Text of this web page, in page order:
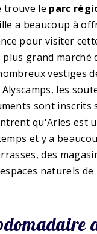
trouve le parc
a beaucoup à
pour visiter
grand
vestiges
les
sont
qu'Arles est
et y a
des
naturels de